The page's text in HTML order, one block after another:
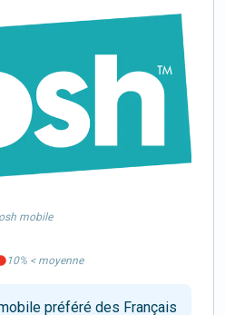
mobile
10% <moyenne
préféré des Français